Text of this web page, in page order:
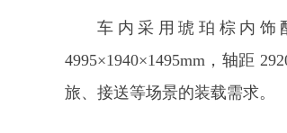
车内采用琥珀棕内饰
4995×1940×1495mm，轴距
旅、接送等场景的装载需求。